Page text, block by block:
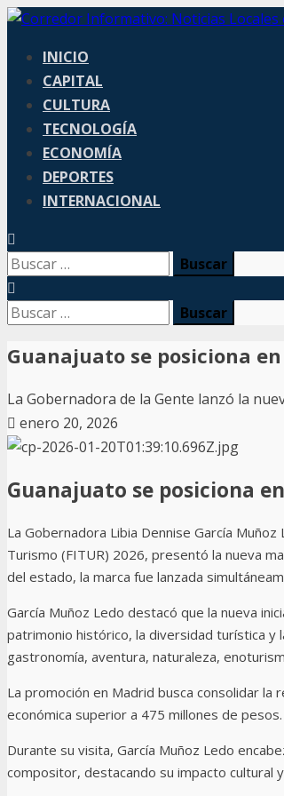
Skip
content
Primary
Menu
INICIO
CAPITAL
CULTURA
TECNOLOGÍA
ECONOMÍA
DEPORTES
INTERNACIONAL
Buscar:
Buscar:
Guanajuato se posiciona
La Gobernadora de la Gente lanzó la
enero 20, 2026
Guanajuato se posiciona
La Gobernadora Libia Dennise García
Turismo (FITUR) 2026, presentó la nueva
del estado, la marca fue lanzada
García Muñoz Ledo destacó que la nueva
patrimonio histórico, la diversidad turística y
gastronomía, aventura, naturaleza,
La promoción en Madrid busca consolidar
económica superior a 475 millones de pesos.
Durante su visita, García Muñoz Ledo
compositor, destacando su impacto cultural